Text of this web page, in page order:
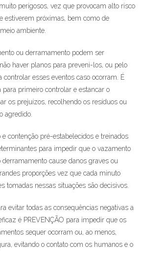
perigosos, vez que provocam alto risco
estiverem próximas, bem como de
ambiente.
ou derramamento podem ser
haver planos para preveni-los, ou pelo
controlar esses eventos caso ocorram. É
para primeiro controlar e estancar o
os prejuízos, recolhendo os resíduos ou
agredido.
contenção pré-estabelecidos e treinados
para impedir que o vazamento
cause danos graves ou
proporções vez que cada minuto
tomadas nessas situações são decisivos.
evitar todas as consequências negativas a
é PREVENÇÃO para impedir que os
sequer ocorram ou, ao menos,
evitando o contato com os humanos e o